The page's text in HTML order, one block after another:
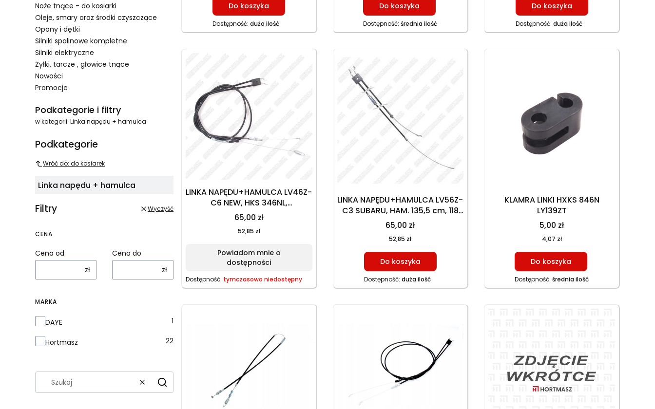
Noże tnące - do kosiarki
Oleje, smary oraz środki czyszczące
Opony i dętki
Silniki spalinowe kompletne
Silniki elektryczne
Żyłki, tarcze , głowice tnące
Nowości
Promocje
Podkategorie i filtry
w kategorii: Linka napędu + hamulca
Podkategorie
Wróć do: do kosiarek
Linka napędu + hamulca
Filtry Wyczyść
CENA
Cena od
zł
Cena do
zł
MARKA
Marka
DAYE 1
Hortmasz 22
WyczyśćSzukaj
Do koszyka
Dostępność:duża ilość
Do koszyka
Dostępność:średnia ilość
Do koszyka
Dostępność: duża ilość
LINKA NAPĘDU+HAMULCA LV46Z-
C6 NEW, HKS 346NL,
320528024000069 HAM. 130 cm,
112 cm, NAP. 138 cm, 110 cm
Zamiennie można zamawiać
65,00 zł
52,85 zł
Powiadom mnie o
dostępności
Dostępność: tymczasowo niedostępny
LINKA NAPĘDU+HAMULCA LV56Z-
C3 SUBARU, HAM. 135,5 cm, 118
cm (15,5 cm), NAP. 152,5 cm, 129
cm (21,5 cm) POLSKIE
65,00 zł
52,85 zł
Do koszyka
Dostępność: duża ilość
KLAMRA LINKI HXKS 846N
LY139ZT
5,00 zł
4,07 zł
Do koszyka
Dostępność:średnia ilość